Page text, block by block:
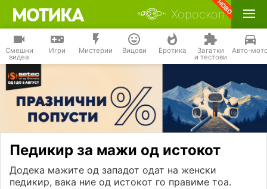
Хороскоп
Смешни
видеа
Игри Мистерии Вицови Еротика Загатки
и тестови
Авто-
Педикир за мажи од истокот
Додека мажите од западот одат на женски
педикир, вака ние од истокот го правиме тоа.